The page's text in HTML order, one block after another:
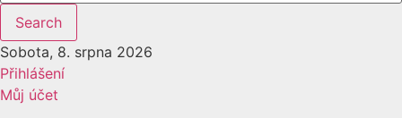
Search
Sobota, 8. srpna 2026
Přihlášení
Můj účet